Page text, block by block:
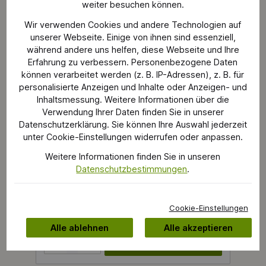
Gartenarbeit!
Honda F 220 Motorhacke –
Die Honda Motorhacke F 220 ist der ideale Partner
für alle Garten- und Landschaftsarbeiten. Mit einem
durch ihre Effizienz und Flexibilität. Die Arbeitsbreite
von 45 cm ermöglicht ein schnelles und präzises
Arbeiten, während die Arbeitstiefe von bis zu 26 cm
sicherstellt, dass Sie den Boden gründlich lockern
4.800 U/min erledigt die Motorhacke Ihre
Produkt Anzahl: Gib den gewünschten Wert ein oder benutze die Schaltflächen
weiter besuchen können.
Wir verwenden Cookies und andere Technologien auf
unserer Webseite. Einige von ihnen sind essenziell,
während andere uns helfen, diese Webseite und Ihre
Erfahrung zu verbessern. Personenbezogene Daten
können verarbeitet werden (z. B. IP-Adressen), z. B. für
personalisierte Anzeigen und Inhalte oder Anzeigen- und
Inhaltsmessung. Weitere Informationen über die
Verwendung Ihrer Daten finden Sie in unserer
Datenschutzerklärung. Sie können Ihre Auswahl jederzeit
unter Cookie-Einstellungen widerrufen oder anpassen.
Weitere Informationen finden Sie in unseren
Datenschutzbestimmungen.
Cookie-Einstellungen
Alle ablehnen Alle akzeptieren